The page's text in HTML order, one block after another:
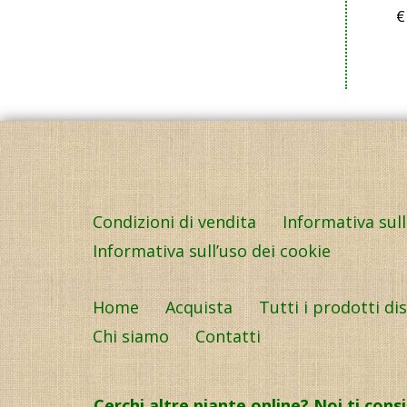
€
Condizioni di vendita
Informativa
Informativa sull’uso dei cookie
Home Acquista
Tutti i prodotti
Chi siamo
Contatti